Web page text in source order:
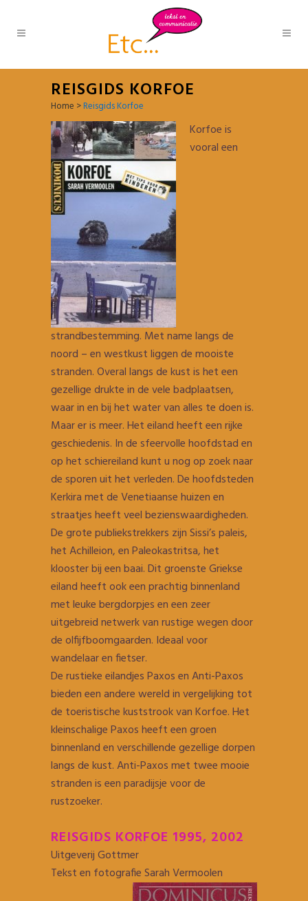
REISGIDS KORFOE
Home >Reisgids Korfoe
Korfoe is
vooral een
strandbestemming. Met name langs de
noord – en westkust liggen de mooiste
stranden. Overal langs de kust is het een
gezellige drukte in de vele badplaatsen,
waar in en bij het water van alles te doen is.
Maar er is meer. Het eiland heeft een rijke
geschiedenis. In de sfeervolle hoofdstad en
op het schiereiland kunt u nog op zoek naar
de sporen uit het verleden. De hoofdsteden
Kerkira met de Venetiaanse huizen en
straatjes heeft veel bezienswaardigheden.
De grote publiekstrekkers zijn Sissi’s paleis,
het Achilleion, en Paleokastritsa, het
klooster bij een baai. Dit groenste Griekse
eiland heeft ook een prachtig binnenland
met leuke bergdorpjes en een zeer
uitgebreid netwerk van rustige wegen door
de olfijfboomgaarden. Ideaal voor
wandelaar en fietser.
De rustieke eilandjes Paxos en Anti-Paxos
bieden een andere wereld in vergelijking tot
de toeristische kuststrook van Korfoe. Het
kleinschalige Paxos heeft een groen
binnenland en verschillende gezellige dorpen
langs de kust. Anti-Paxos met twee mooie
stranden is een paradijsje voor de
rustzoeker.
REISGIDS KORFOE 1995, 2002
Uitgeverij Gottmer
Tekst en fotografie Sarah Vermoolen